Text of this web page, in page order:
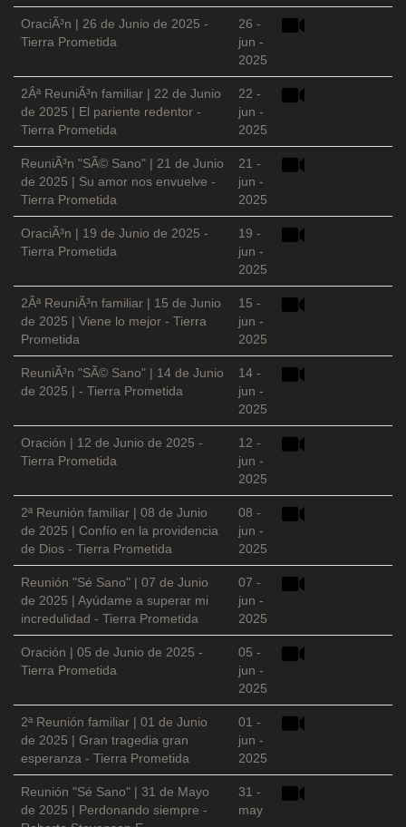
OraciÃ³n | 26 de Junio de 2025 -
Tierra Prometida
26 -
jun -
2025
2Âª ReuniÃ³n familiar | 22 de Junio
de 2025 | El pariente redentor -
Tierra Prometida
22 -
jun -
2025
ReuniÃ³n "SÃ© Sano" | 21 de Junio
de 2025 | Su amor nos envuelve -
Tierra Prometida
21 -
jun -
2025
OraciÃ³n | 19 de Junio de 2025 -
Tierra Prometida
19 -
jun -
2025
2Âª ReuniÃ³n familiar | 15 de Junio
de 2025 | Viene lo mejor - Tierra
Prometida
15 -
jun -
2025
ReuniÃ³n "SÃ© Sano" | 14 de Junio
de 2025 | - Tierra Prometida
14 -
jun -
2025
Oración | 12 de Junio de 2025 -
Tierra Prometida
12 -
jun -
2025
2ª Reunión familiar | 08 de Junio
de 2025 | Confío en la providencia
de Dios - Tierra Prometida
08 -
jun -
2025
Reunión "Sé Sano" | 07 de Junio
de 2025 | Ayúdame a superar mi
incredulidad - Tierra Prometida
07 -
jun -
2025
Oración | 05 de Junio de 2025 -
Tierra Prometida
05 -
jun -
2025
2ª Reunión familiar | 01 de Junio
de 2025 | Gran tragedia gran
esperanza - Tierra Prometida
01 -
jun -
2025
Reunión "Sé Sano" | 31 de Mayo
de 2025 | Perdonando siempre -
31 -
may